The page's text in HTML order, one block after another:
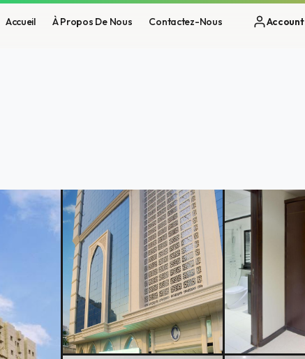
Accueil À Propos De Nous Contactez-Nous Account